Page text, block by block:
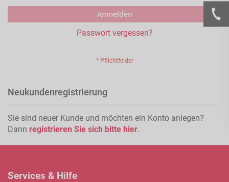
Anmelden
Passwort vergessen?
Neukundenregistrierung
Sie sind neuer Kunde und möchten ein Konto anlegen?
Dann registrieren Sie sich bitte hier.
Services & Hilfe